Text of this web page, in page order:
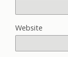
Website